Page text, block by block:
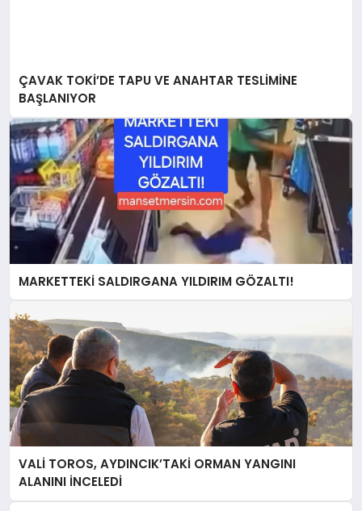
ÇAVAK TOKİ’DE TAPU VE ANAHTAR TESLİMİNE
BAŞLANIYOR
MARKETTEKİ SALDIRGANA YILDIRIM GÖZALTI!
VALİ TOROS, AYDINCIK’TAKİ ORMAN YANGINI
ALANINI İNCELEDİ